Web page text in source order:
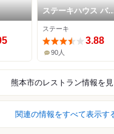
ステーキハウス バ
ン
ステーキ
3.88
90人
熊本市のレストラン情報を
関連の情報をすべて表示す